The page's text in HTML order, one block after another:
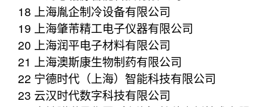
18 上海胤企制冷设备有限公司
19 上海肇芾精工电子仪器有限公司
20 上海润平电子材料有限公司
21 上海澳斯康生物制药有限公司
22 宁德时代（上海）智能科技有限公司
23 云汉时代数字科技有限公司